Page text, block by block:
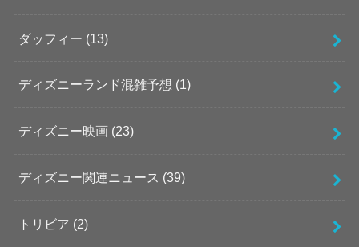
ダッフィー (13)
ディズニーランド混雑予想 (1)
ディズニー映画 (23)
ディズニー関連ニュース (39)
トリビア (2)